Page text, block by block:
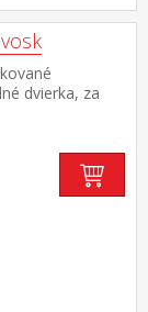
dvierka, za
s kovovými
uvedené v
PORTO